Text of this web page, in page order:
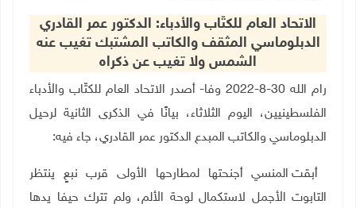
الاتحاد العام للكتّاب والأدباء: الدكتور عمر القادري
الدبلوماسي المثقف والكاتب المشتبك تغيب عنه
الشمس ولا تغيب عن ذكراه
رام الله 30-8-2022 وفا- أصدر الاتحاد العام للكتّاب والأدباء
الفلسطينيين، اليوم الثلاثاء، بيانًا في الذكرى الثانية لرحيل
الدبلوماسي والكاتب المبدع الدكتور عمر القادري، جاء فيه:
أبقت المنسي أجنحتها لمطارحها الأولى قرب نبعٍ ينتظر
التابوت الأجمل لاستكمال لوحة الألم، ولم تترك حيفا يدها